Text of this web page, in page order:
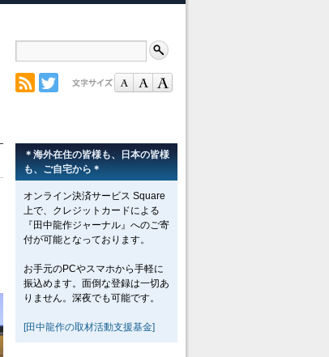
＊海外在住の皆様も、日本の皆様
も、ご自宅から＊
オンライン決済サービス Square
上で、クレジットカードによる
『田中龍作ジャーナル』へのご寄
付が可能となっております。
お手元のPCやスマホから手軽に
振込めます。面倒な登録は一切あ
りません。深夜でも可能です。
[田中龍作の取材活動支援基金]